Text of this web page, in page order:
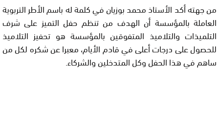
من جهته أكد الأستاذ محمد بوزيان في كلمة له باسم الأطر التربوية
العاملة بالمؤسسة أن الهدف من تنظم حفل التميز على شرف
التلميذات والتلاميذ المتفوقين بالمؤسسة هو تحفيز التلاميذ
للحصول على درجات أعلى في قادم الأيام، معبرا عن شكره لكل من
ساهم في هذا الحفل وكل المتدخلين والشركاء.